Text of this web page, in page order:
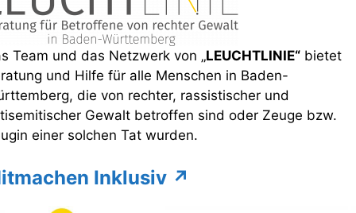
Team und das Netzwerk von „LEUCHTLINIE“ bietet
und Hilfe für alle Menschen in Baden-
die von rechter, rassistischer und
Gewalt betroffen sind oder Zeuge bzw.
einer solchen Tat wurden.
Inklusiv ↗